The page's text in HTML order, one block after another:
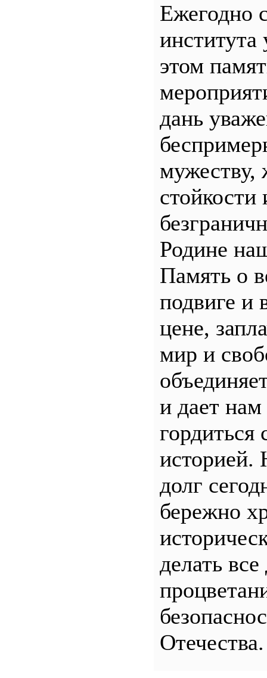
Ежегодно
института
этом
дань
мужеству,
стойкости
Родине
Память о
подвиге и
цене,
мир и
и дает
гордиться
долг
бережно
делать все
Отечества.